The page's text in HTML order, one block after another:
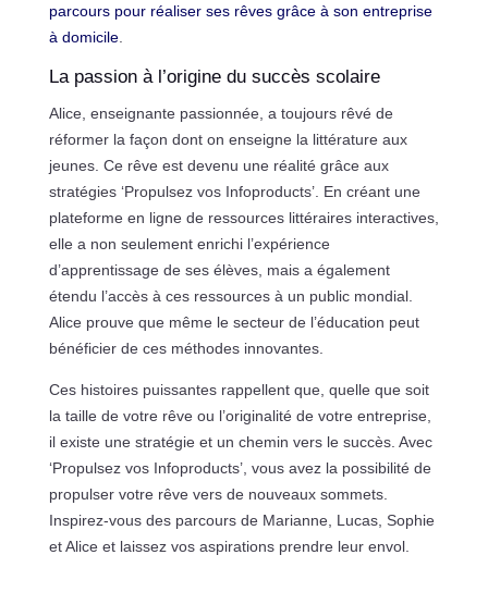
parcours pour réaliser ses rêves grâce à son entreprise
à domicile.
La passion à l’origine du succès scolaire
Alice, enseignante passionnée, a toujours rêvé de
réformer la façon dont on enseigne la littérature aux
jeunes. Ce rêve est devenu une réalité grâce aux
stratégies ‘Propulsez vos Infoproducts’. En créant une
plateforme en ligne de ressources littéraires interactives,
elle a non seulement enrichi l’expérience
d’apprentissage de ses élèves, mais a également
étendu l’accès à ces ressources à un public mondial.
Alice prouve que même le secteur de l’éducation peut
bénéficier de ces méthodes innovantes.
Ces histoires puissantes rappellent que, quelle que soit
la taille de votre rêve ou l’originalité de votre entreprise,
il existe une stratégie et un chemin vers le succès. Avec
‘Propulsez vos Infoproducts’, vous avez la possibilité de
propulser votre rêve vers de nouveaux sommets.
Inspirez-vous des parcours de Marianne, Lucas, Sophie
et Alice et laissez vos aspirations prendre leur envol.